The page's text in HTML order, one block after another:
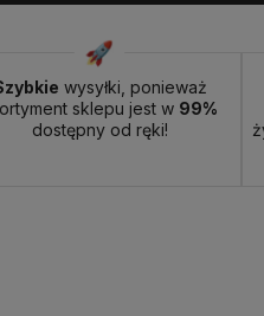
wysyłki, ponieważ
sklepu jest w 99%
dostępny od ręki!